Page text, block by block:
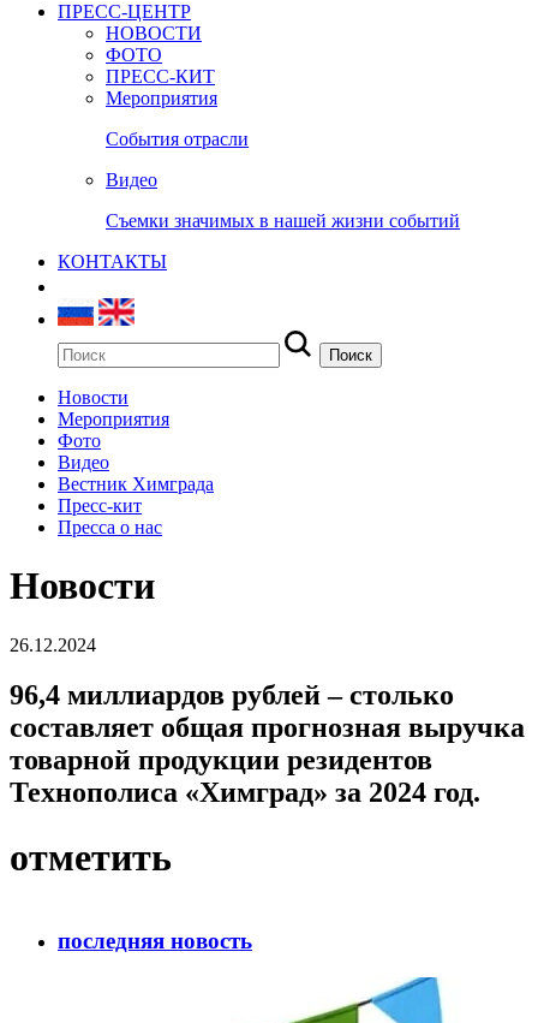
ПРЕСС-ЦЕНТР
НОВОСТИ
ФОТО
ПРЕСС-КИТ
Мероприятия
События отрасли
Видео
Съемки значимых в нашей жизни событий
КОНТАКТЫ
Новости
Мероприятия
Фото
Видео
Вестник Химграда
Пресс-кит
Пресса о нас
Новости
26.12.2024
96,4 миллиардов рублей – столько
составляет общая прогнозная выручка
товарной продукции резидентов
Технополиса «Химград» за 2024 год.
отметить
последняя новость